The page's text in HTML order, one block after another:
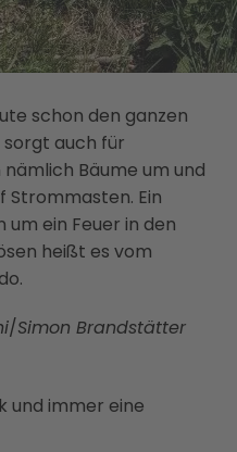
schon den ganzen
sorgt auch für
Bäume um und
Strommasten. Ein
um ein Feuer in den
heißt es vom
/Simon Brandstätter
und immer eine